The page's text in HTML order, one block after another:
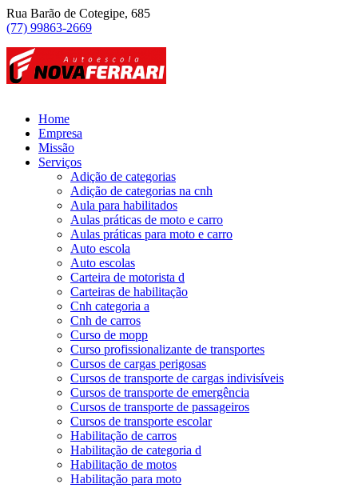
Rua Barão de Cotegipe, 685
(77) 99863-2669
Home
Empresa
Missão
Serviços
Adição de categorias
Adição de categorias na cnh
Aula para habilitados
Aulas práticas de moto e carro
Aulas práticas para moto e carro
Auto escola
Auto escolas
Carteira de motorista d
Carteiras de habilitação
Cnh categoria a
Cnh de carros
Curso de mopp
Curso profissionalizante de transportes
Cursos de cargas perigosas
Cursos de transporte de cargas indivisíveis
Cursos de transporte de emergência
Cursos de transporte de passageiros
Cursos de transporte escolar
Habilitação de carros
Habilitação de categoria d
Habilitação de motos
Habilitação para moto